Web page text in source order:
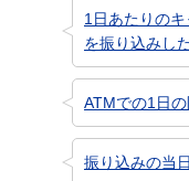
1日あたりの
を振り込みした
ATMでの1日の
振り込みの当